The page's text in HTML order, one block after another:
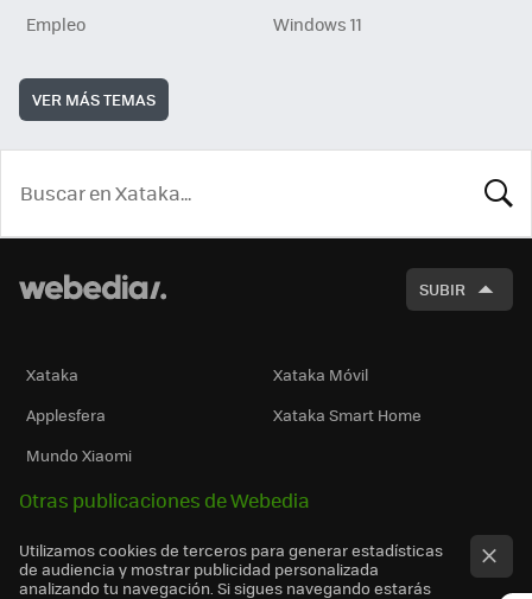
Empleo
Windows 11
VER MÁS TEMAS
SUBIR
Xataka
Xataka Móvil
Applesfera
Xataka Smart Home
Mundo Xiaomi
Otras publicaciones de Webedia
Utilizamos cookies de terceros para generar estadísticas
de audiencia y mostrar publicidad personalizada
analizando tu navegación. Si sigues navegando estarás